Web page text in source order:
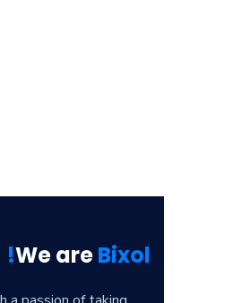
We areBixol!